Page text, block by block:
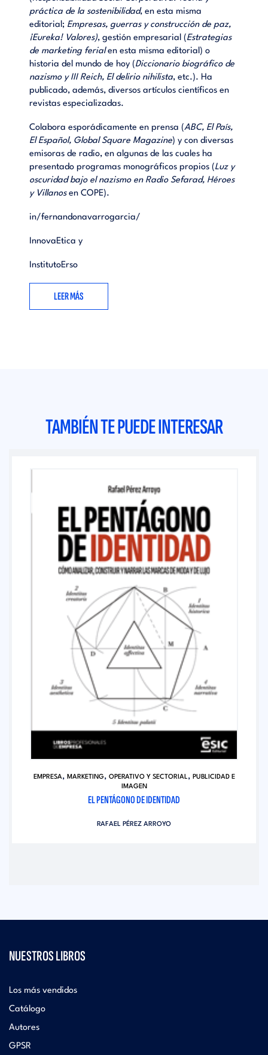
práctica de la sostenibilidad, en esta misma
editorial; Empresas, guerras y construcción de paz,
¡Eureka! Valores), gestión empresarial ( Estrategias
de marketing ferialen esta misma editorial) o
historia del mundo de hoy ( Diccionario biográfico de
nazismo y III Reich, El delirio nihilista, etc.). Ha
publicado, además, diversos artículos científicos en
revistas especializadas.
Colabora esporádicamente en prensa (ABC, El País,
El Español, Global Square Magazine) y con diversas
emisoras de radio, en algunas de las cuales ha
presentado programas monográficos propios ( Luz y
oscuridad bajo el nazismo en Radio Sefarad, Héroes
y Villanosen COPE).
in/fernandonavarrogarcia/
InnovaEtica y
InstitutoErso
LEER MÁS
TAMBIÉN TE PUEDE INTERESAR
EMPRESA, MARKETING, OPERATIVO Y SECTORIAL, PUBLICIDAD E
IMAGEN
EL PENTÁGONO DE IDENTIDAD
RAFAEL PÉREZ ARROYO
NUESTROS LIBROS
Los más vendidos
Catálogo
Autores
GPSR